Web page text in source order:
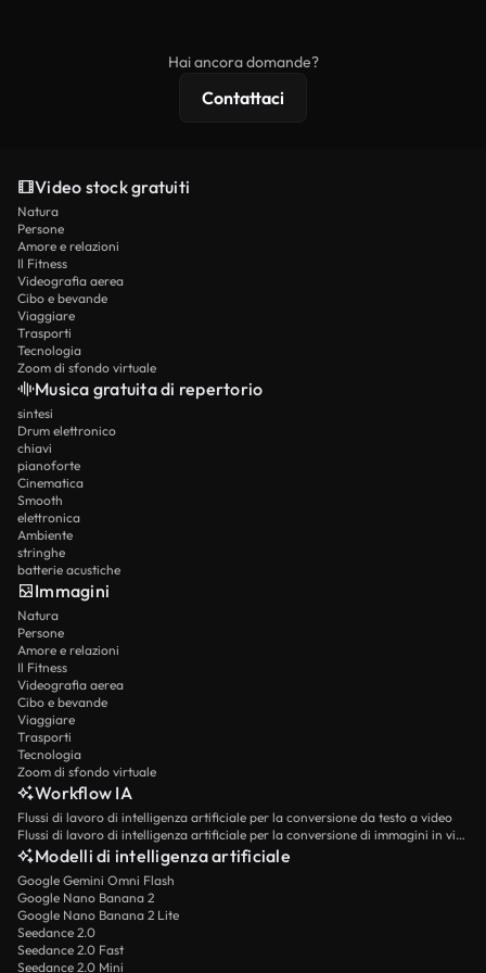
Hai ancora domande?
Contattaci
Video stock gratuiti
Natura
Persone
Amore e relazioni
Il Fitness
Videografia aerea
Cibo e bevande
Viaggiare
Trasporti
Tecnologia
Zoom di sfondo virtuale
Musica gratuita di repertorio
sintesi
Drum elettronico
chiavi
pianoforte
Cinematica
Smooth
elettronica
Ambiente
stringhe
batterie acustiche
Immagini
Natura
Persone
Amore e relazioni
Il Fitness
Videografia aerea
Cibo e bevande
Viaggiare
Trasporti
Tecnologia
Zoom di sfondo virtuale
Workflow IA
Flussi di lavoro di intelligenza artificiale per la conversione da testo a video
Flussi di lavoro di intelligenza artificiale per la conversione di immagini in video
Modelli di intelligenza artificiale
Google Gemini Omni Flash
Google Nano Banana 2
Google Nano Banana 2 Lite
Seedance 2.0
Seedance 2.0 Fast
Seedance 2.0 Mini